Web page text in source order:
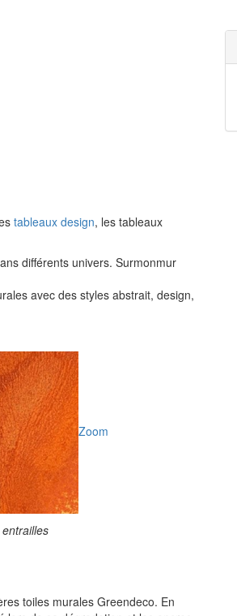
tableaux design, les tableaux
différents univers. Surmonmur
avec des styles abstrait, design,
Zoom
toiles murales Greendeco. En